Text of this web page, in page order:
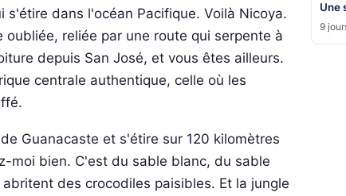
s'étire dans l'océan Pacifique. Voilà Nicoya.
reliée par une route qui serpente à
depuis San José, et vous êtes ailleurs.
centrale authentique, celle où les
Guanacaste et s'étire sur 120 kilomètres
moi bien. C'est du sable blanc, du sable
des crocodiles paisibles. Et la jungle
Une
9